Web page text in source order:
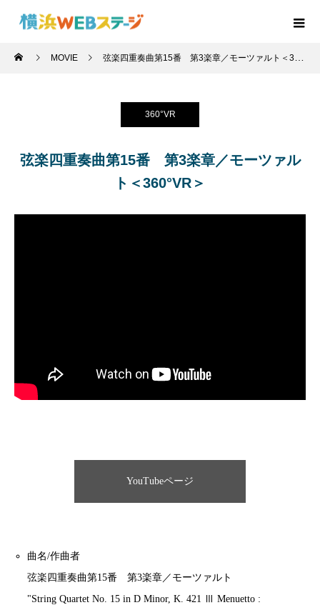
MOVIE 弦楽四重奏曲第15番 第3楽章／モーツァルト＜360°VR＞
360°VR
弦楽四重奏曲第15番 第3楽章／モーツァル
ト＜360°VR＞
YouTubeページ
曲名/作曲者
弦楽四重奏曲第15番 第3楽章／モーツァルト
"String Quartet No. 15 in D Minor, K. 421 Ⅲ Menuetto :